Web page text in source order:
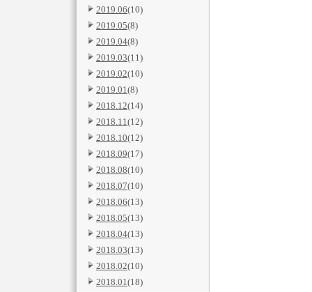
2019.06(10)
2019.05(8)
2019.04(8)
2019.03(11)
2019.02(10)
2019.01(8)
2018.12(14)
2018.11(12)
2018.10(12)
2018.09(17)
2018.08(10)
2018.07(10)
2018.06(13)
2018.05(13)
2018.04(13)
2018.03(13)
2018.02(10)
2018.01(18)